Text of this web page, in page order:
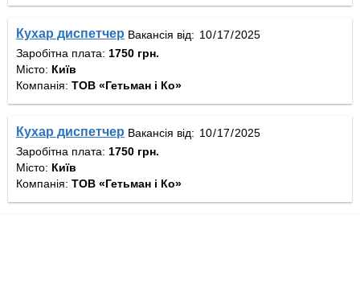
Кухар диспетчер Вакансія від:
Заробітна плата: 1750 грн.
Місто: Київ
Компанія: ТОВ «Гетьман і Ко»
Кухар диспетчер Вакансія від:
Заробітна плата: 1750 грн.
Місто: Київ
Компанія: ТОВ «Гетьман і Ко»